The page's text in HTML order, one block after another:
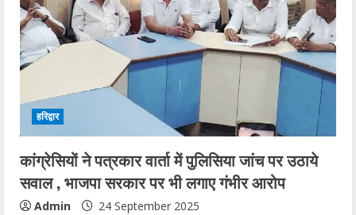
हरिद्वार
कांग्रेसियों ने पत्रकार वार्ता में पुलिसिया जांच पर उठाये
सवाल , भाजपा सरकार पर भी लगाए गंभीर आरोप
Admin 24 September 2025